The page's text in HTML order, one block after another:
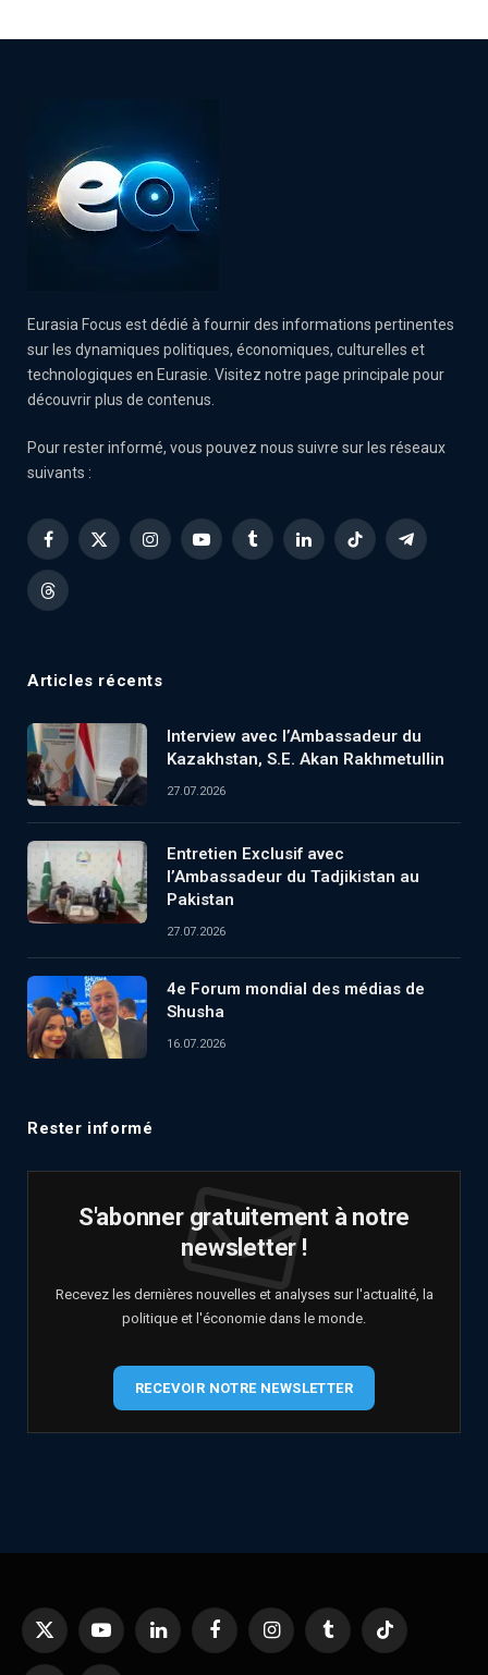
Eurasia Focus est dédié à fournir des informations pertinentes
sur les dynamiques politiques, économiques, culturelles et
technologiques en Eurasie. Visitez notre page principale pour
découvrir plus de contenus.
Pour rester informé, vous pouvez nous suivre sur les réseaux
suivants :
Facebook
X
InstagramYouTubeTumblrLinkedInTikTok Telegram
Threads
Articles récents
Interview avec l’Ambassadeur du
Kazakhstan, S.E. Akan Rakhmetullin
27.07.2026
Entretien Exclusif avec
l’Ambassadeur du Tadjikistan au
Pakistan
27.07.2026
4e Forum mondial des médias de
Shusha
16.07.2026
Rester informé
S'abonner gratuitement à notre
newsletter !
Recevez les dernières nouvelles et analyses sur l'actualité, la
politique et l'économie dans le monde.
RECEVOIR NOTRE NEWSLETTER
X
YouTubeLinkedIn FacebookInstagramTumblr TikTok